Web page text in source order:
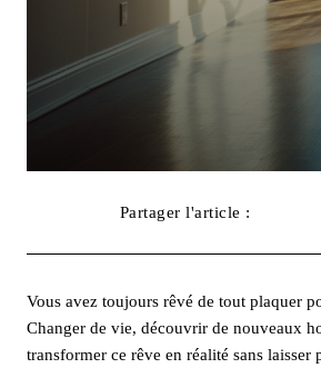
Partager l'article :
Vous avez toujours rêvé de tout plaquer
Changer de vie, découvrir de nouveaux
transformer ce rêve en réalité sans